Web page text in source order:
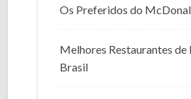
Os Preferidos do
Melhores Restaurantes de
Brasil